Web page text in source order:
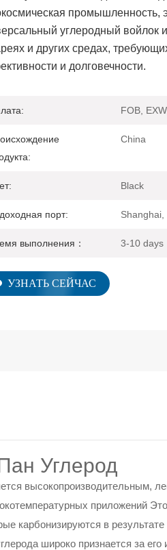
промышленность,
углеродный войлок
и других средах,
и долговечности.
FOB,
China
Black
порт: Shanghai,
выполнения： 3-10 days
УЗНАТЬ СЕЙЧАС
Углерод
высокопроизводительным,
приложений
карбонизируются в
широко признается за